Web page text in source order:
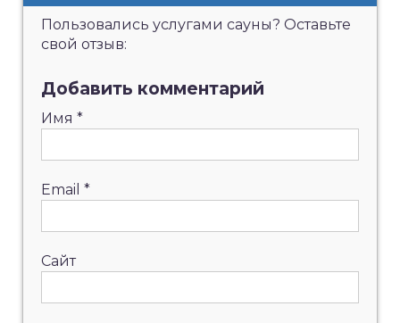
Пользовались услугами сауны? Оставьте
свой отзыв:
Добавить комментарий
Имя *
Email *
Сайт